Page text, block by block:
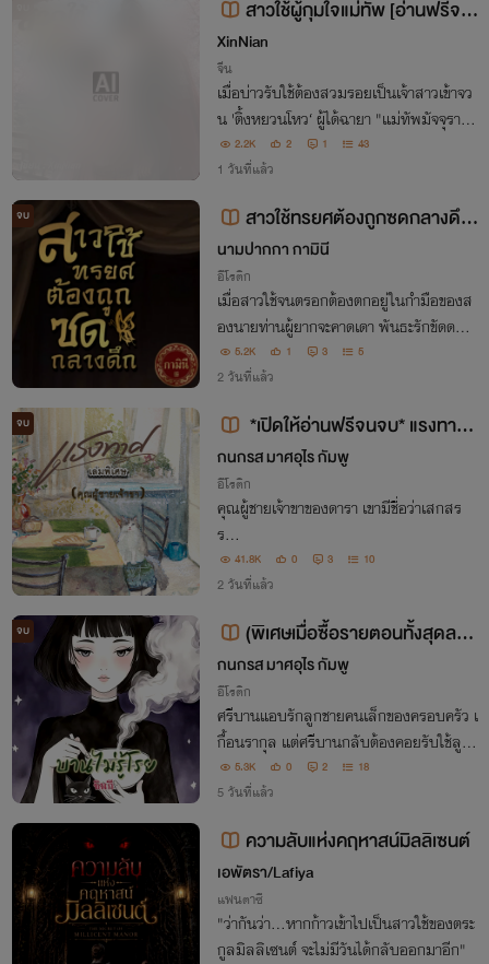
สาวใช้ผู้กุมใจแม่ทัพ [อ่านฟรีจน
จบ/ทยอยปิดตอน 7/8/69]
XinNian
จีน
เมื่อบ่าวรับใช้ต้องสวมรอยเป็นเจ้าสาวเข้าจว
น 'ติ้งหยวนโหว‘ ผู้ได้ฉายา "แม่ทัพมัจจุราช
ผู้มีดวงพิฆาตนารี!" ท่ามกลางสมรภูมิอำนา
จและความลับในอดีตที่ถูกฝังไว้ นางจะรักษา
2.2K 2 1 43
1 วันที่แล้ว
จบ
สาวใช้ทรยศต้องถูกซดกลางดึก
(3P)
นามปากกา กามินี
อีโรติก
เมื่อสาวใช้จนตรอกต้องตกอยู่ในกำมือของส
องนายท่านผู้ยากจะคาดเดา พันธะรักขัดดอก
จึงเกิดขึ้น "เจ้าเป็นหนี้พวกข้า ก็ต้องชดใช้ให้เ
ราสองคน ทั้งตัวและหัวใจ"
5.2K 1 3 5
2 วันที่แล้ว
จบ
*เปิดให้อ่านฟรีจนจบ* แรงทาศ
(เล่มพิเศษ) คุณผู้ชายเจ้าขา (มีeboo
k)
กนกรส มาศอุไร กัมพู
อีโรติก
คุณผู้ชายเจ้าขาของดารา เขามีชื่อว่าเสกสร
ร...
41.8K 0 3 10
2 วันที่แล้ว
จบ
(พิเศษเมื่อซื้อรายตอนทั้งสุดลด
30%) บานไม่รู้โรย
กนกรส มาศอุไร กัมพู
อีโรติก
ศรีบานแอบรักลูกชายคนเล็กของครอบครัว เ
กื้อนรากุล แต่ศรีบานกลับต้องคอยรับใช้ลูกช
ายคนโตแทน...
5.3K 0 2 18
5 วันที่แล้ว
ความลับแห่งคฤหาสน์มิลลิเซนต์
เอพัตรา/Lafiya
แฟนตาซี
"ว่ากันว่า...หากก้าวเข้าไปเป็นสาวใช้ของตระ
กูลมิลลิเซนต์ จะไม่มีวันได้กลับออกมาอีก"